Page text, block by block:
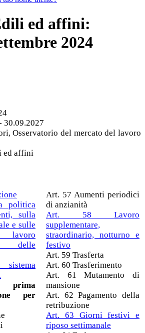
ed affini:
2024
30.09.2027
Osservatorio del mercato del lavoro
ed affini
politica
sulla
e sulle
lavoro
delle
per
Art. 57 Aumenti periodici
di anzianità
Art. 58 Lavoro
supplementare,
straordinario, notturno e
festivo
Art. 59 Trasferta
Art. 60 Trasferimento
Art. 61 Mutamento di
mansione
Art. 62 Pagamento della
retribuzione
Art. 63 Giorni festivi e
riposo settimanale